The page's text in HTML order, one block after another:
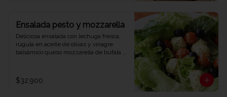
Ensalada pesto y mozzarella
Deliciosa ensalada con lechuga fresca,
rúgula en aceite de olivas y vinagre
balsámico queso mozzarella de búfala
$32.900